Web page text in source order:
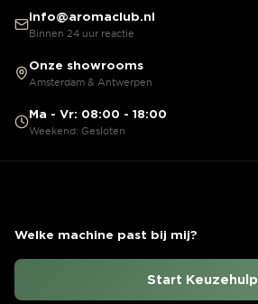
info@aromaclub.nl
Binnen 24 uur reactie
Onze showrooms
Amsterdam & Antwerpen
Ma - Vr: 08:00 - 18:00
Weekend: Gesloten
Welke machine past bij mij?
Start Keuzehulp